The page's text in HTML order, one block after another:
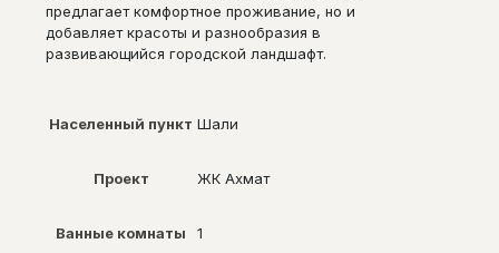
предлагает комфортное проживание, но и
добавляет красоты и разнообразия в
развивающийся городской ландшафт.
Населенный пункт Шали
Проект ЖК Ахмат
Ванные комнаты 1